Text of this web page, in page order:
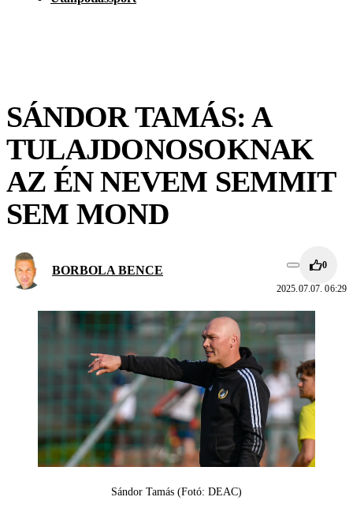
SÁNDOR TAMÁS: A
TULAJDONOSOKNAK
AZ ÉN NEVEM SEMMIT
SEM MOND
BORBOLA BENCE 0
2025.07.07. 06:29
Sándor Tamás (Fotó: DEAC)